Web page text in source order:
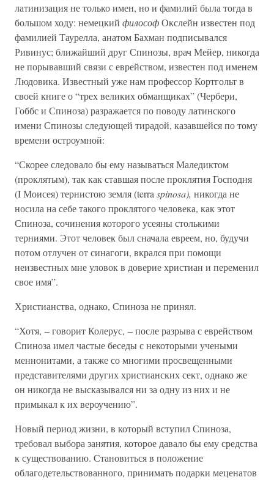
латинизация не только имен, но и фамилий была тогда в
большом ходу: немецкий философОкслейн известен под
фамилией Таурелла, анатом Бахман подписывался
Ривинус; ближайший друг Спинозы, врач Мейер, никогда
не порывавший связи с еврейством, известен под именем
Людовика. Известный уже нам профессор Кортгольт в
своей книге о “трех великих обманщиках” (Чербери,
Гоббс и Спиноза) разражается по поводу латинского
имени Спинозы следующей тирадой, казавшейся по тому
времени остроумной:
“Скорее следовало бы ему называться Маледиктом
(проклятым), так как ставшая после проклятия Господня
(I Моисея) тернистою земля (terra spinosa), никогда не
носила на себе такого проклятого человека, как этот
Спиноза, сочинения которого усеяны столькими
терниями. Этот человек был сначала евреем, но, будучи
потом отлучен от синагоги, вкрался при помощи
неизвестных мне уловок в доверие христиан и переменил
свое имя”.
Христианства, однако, Спиноза не принял.
“Хотя, – говорит Колерус, – после разрыва с еврейством
Спиноза имел частые беседы с некоторыми учеными
меннонитами, а также со многими просвещенными
представителями других христианских сект, однако же
он никогда не высказывался ни за одну из них и не
примыкал к их вероучению”.
Новый период жизни, в который вступил Спиноза,
требовал выбора занятия, которое давало бы ему средства
к существованию. Становиться в положение
облагодетельствованного, принимать подарки меценатов